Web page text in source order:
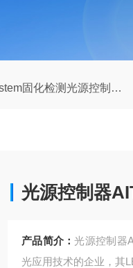
光源控制器AITEC艾泰克电源LPDCJ1-48152Y
光源控制器
产品简介：光源控制器
光应用技术的企业，其